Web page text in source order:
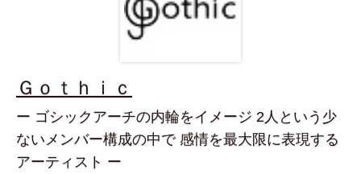
Ｇｏｔｈｉｃ
ー ゴシックアーチの内輪をイメージ 2人という少
ないメンバー構成の中で 感情を最大限に表現する
アーティスト ー